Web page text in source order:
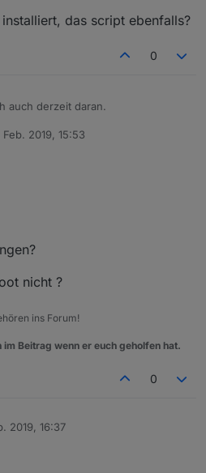
das script ebenfalls?
0
auch derzeit daran.
" http://192.168.10.39:8585/?
Feb. 2019, 15:53
von
nicht ?
ins Forum!
Beitrag wenn er euch geholfen hat.
0
2019, 16:37